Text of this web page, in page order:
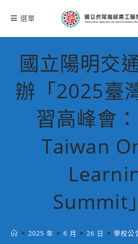
選單
國立陽明交
辦「2025臺
習高峰會
Taiwan
Summit
> 2025 年 > 6 月 > 26 日 > 學校公